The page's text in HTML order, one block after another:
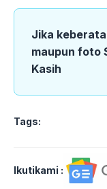
Jika
maupun foto
Kasih
Tags:
Ikutikami :